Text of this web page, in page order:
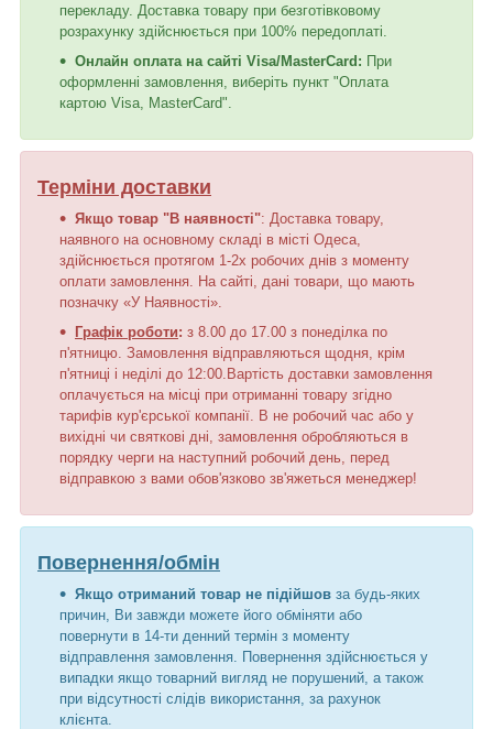
перекладу. Доставка товару при безготівковому
розрахунку здійснюється при 100% передоплаті.
Онлайн оплата на сайті Visa/MasterCard: При
оформленні замовлення, виберіть пункт "Оплата
картою Visa, MasterCard".
Терміни доставки
Якщо товар "В наявності": Доставка товару,
наявного на основному складі в місті Одеса,
здійснюється протягом 1-2х робочих днів з моменту
оплати замовлення. На сайті, дані товари, що мають
позначку «У Наявності».
Графік роботи: з 8.00 до 17.00 з понеділка по
п'ятницю. Замовлення відправляються щодня, крім
п'ятниці і неділі до 12:00.Вартість доставки замовлення
оплачується на місці при отриманні товару згідно
тарифів кур'єрської компанії. В не робочий час або у
вихідні чи святкові дні, замовлення обробляються в
порядку черги на наступний робочий день, перед
відправкою з вами обов'язково зв'яжеться менеджер!
Повернення/обмін
Якщо отриманий товар не підійшов за будь-яких
причин, Ви завжди можете його обміняти або
повернути в 14-ти денний термін з моменту
відправлення замовлення. Повернення здійснюється у
випадки якщо товарний вигляд не порушений, а також
при відсутності слідів використання, за рахунок
клієнта.